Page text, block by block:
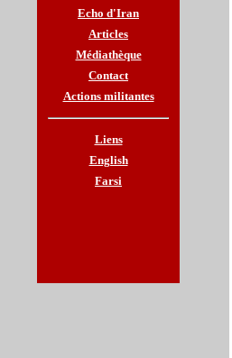
Echo d'Iran
Articles
Médiathèque
Contact
Actions militantes
Liens
English
Farsi